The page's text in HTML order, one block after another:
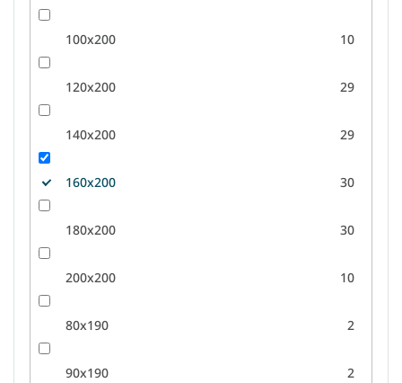
100x200 10
120x200 29
140x200 29
160x200 30
180x200 30
200x200 10
80x190 2
90x190 2